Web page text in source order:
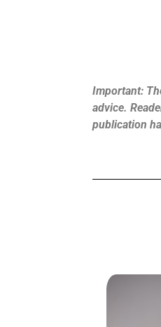
Important:
advice.
publication